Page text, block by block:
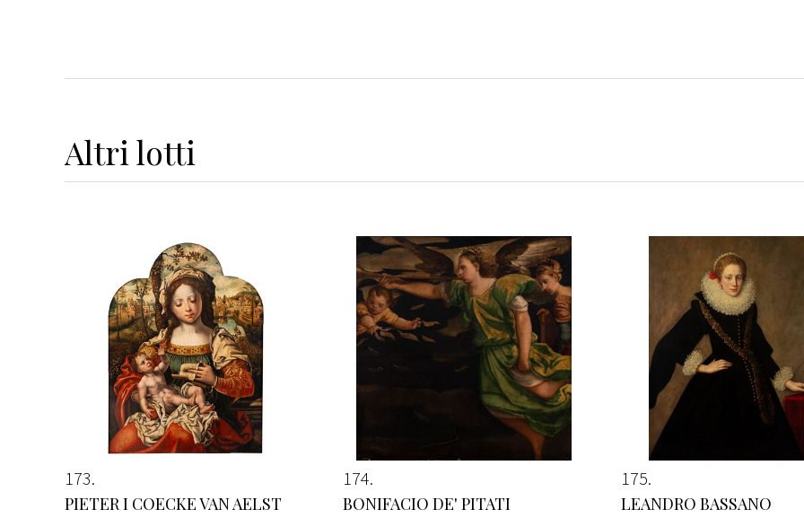
Altri lotti
173
PIETER I COECKE VAN AELST
174
BONIFACIO DE' PITATI
175
LEANDRO BASSANO